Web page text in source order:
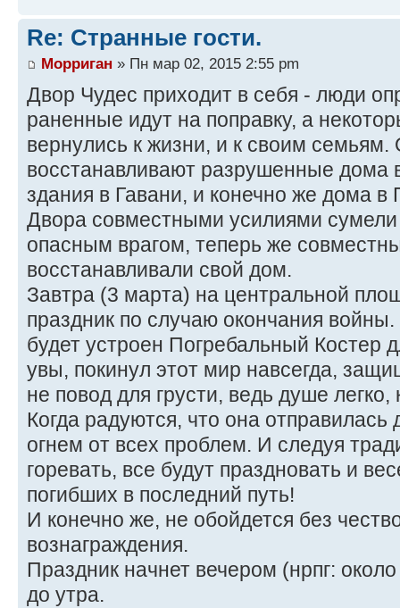
Re: Странные гости.
Морриган » Пн мар 02, 2015 2:55 pm
Двор Чудес приходит в себя - люди
раненные идут на поправку, а
вернулись к жизни, и к своим
восстанавливают разрушенные дома
здания в Гавани, и конечно же дома в
Двора совместными усилиями
опасным врагом, теперь же
восстанавливали свой дом.
Завтра (3 марта) на центральной
праздник по случаю окончания
будет устроен Погребальный Костер
увы, покинул этот мир навсегда,
не повод для грусти, ведь душе
Когда радуются, что она
огнем от всех проблем. И следуя
горевать, все будут праздновать и
погибших в последний путь!
И конечно же, не обойдется без
вознаграждения.
Праздник начнет вечером (нрпг:
до утра.